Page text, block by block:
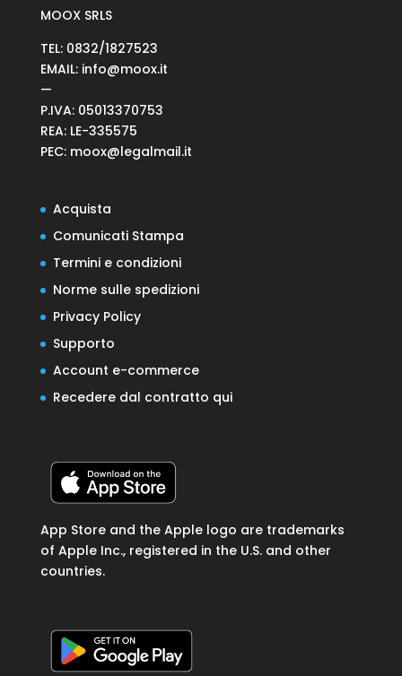
MOOX SRLS
TEL: 0832/1827523
EMAIL: info@moox.it
—
P.IVA: 05013370753
REA: LE-335575
PEC: moox@legalmail.it
Acquista
Comunicati Stampa
Termini e condizioni
Norme sulle spedizioni
Privacy Policy
Supporto
Account e-commerce
Recedere dal contratto qui
App Store and the Apple logo are trademarks
of Apple Inc., registered in the U.S. and other
countries.